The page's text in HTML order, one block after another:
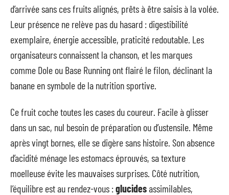
d’arrivée sans ces fruits alignés, prêts à être saisis à la volée.
Leur présence ne relève pas du hasard : digestibilité
exemplaire, énergie accessible, praticité redoutable. Les
organisateurs connaissent la chanson, et les marques
comme Dole ou Base Running ont flairé le filon, déclinant la
banane en symbole de la nutrition sportive.
Ce fruit coche toutes les cases du coureur. Facile à glisser
dans un sac, nul besoin de préparation ou d’ustensile. Même
après vingt bornes, elle se digère sans histoire. Son absence
d’acidité ménage les estomacs éprouvés, sa texture
moelleuse évite les mauvaises surprises. Côté nutrition,
l’équilibre est au rendez-vous :glucidesassimilables,